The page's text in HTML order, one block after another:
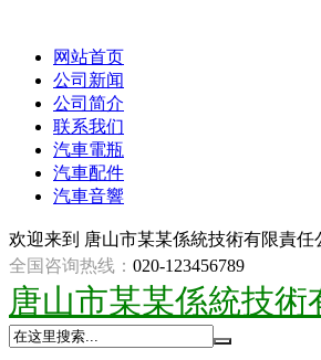
网站首页
公司新闻
公司简介
联系我们
汽車電瓶
汽車配件
汽車音響
欢迎来到 唐山市某某係統技術有限責任
全国咨询热线： 020-123456789
唐山市某某係統技術